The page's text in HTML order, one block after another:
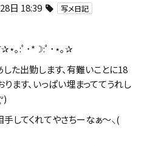
日 18:39 写メ日記
✰⋆｡:ﾟ･*☽:ﾟ･⋆｡✰
した出勤します、有難いことに18
ます、いっぱい埋まっててうれし
してくれてやさちーなぁ〜⸜(